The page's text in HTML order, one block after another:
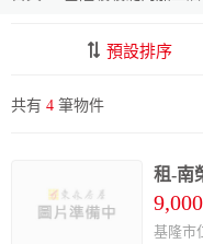
預設排序
共有 4 筆物件
租-南
9,000
基隆市